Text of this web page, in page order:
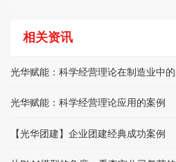
相关资讯
光华赋能：科学经营理论在制造业中
光华赋能：科学经营理论应用的案例
【光华团建】企业团建经典成功案例